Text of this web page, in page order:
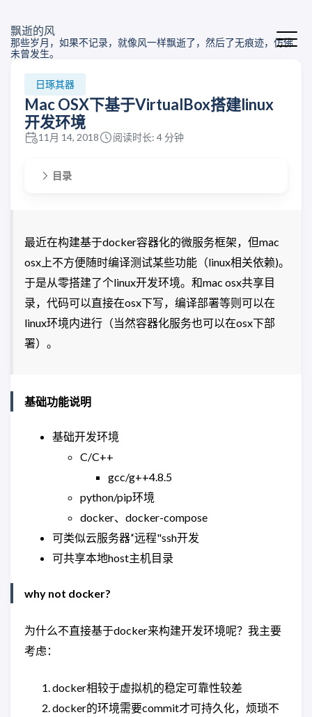
飘逝的风
那些岁月，如果不记录，就像风一样飘逝了，然后了无痕迹，仿佛
未曾发生。
日琢其器
Mac OSX下基于VirtualBox搭建linux
开发环境
11月 14, 2018 阅读时长: 4 分钟
目录
最近在构建基于docker容器化的微服务框架，但mac
osx上不方便随时编译测试某些功能（linux相关依赖)。
于是从零搭建了个linux开发环境。和mac osx共享目
录，代码可以直接在osx下写，编译部署等则可以在
linux环境内进行（当然容器化服务也可以在osx下部
署）。
基础功能说明
基础开发环境
C/C++
gcc/g++4.8.5
python/pip环境
docker、docker-compose
可类似云服务器’‘远程"ssh开发
可共享本地host主机目录
why not docker?
为什么不直接基于docker来构建开发环境呢？我主要
考虑：
docker相较于虚拟机的稳定可靠性较差
docker的环境需要commit才可持久化，烦琐不